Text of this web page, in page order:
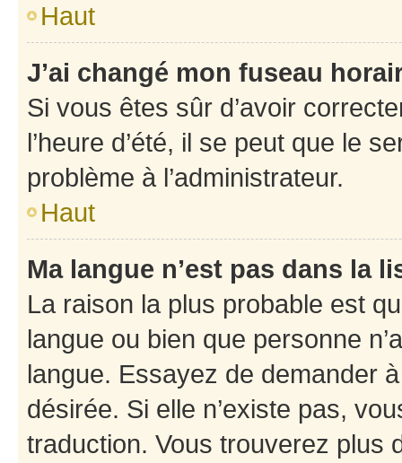
Haut
J’ai changé mon fuseau
Si vous êtes sûr d’avoir
l’heure d’été, il se peut que le
problème à l’administrateur.
Haut
Ma langue n’est pas dans la
La raison la plus probable est
langue ou bien que personne
langue. Essayez de demander
désirée. Si elle n’existe pas,
traduction. Vous trouverez plus